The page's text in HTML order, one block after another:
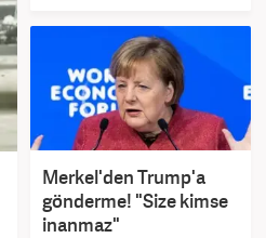
Merkel'den Trump'a
gönderme! "Size kimse
inanmaz"